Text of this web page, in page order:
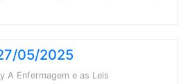
05/2025
A Enfermagem e as Leis